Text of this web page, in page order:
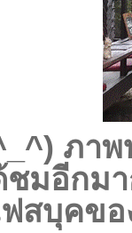
ภาพ
ชมอีกม
ฟสบุคข